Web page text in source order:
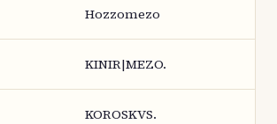
Hozzomezo
KINIR|MEZO.
KOROSKVS.